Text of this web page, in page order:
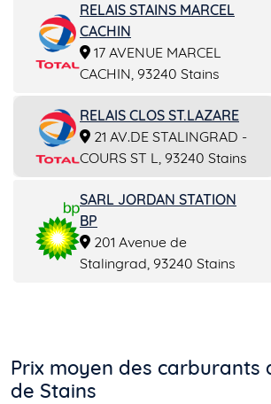
RELAIS STAINS MARCEL
CACHIN
17 AVENUE MARCEL
CACHIN, 93240 Stains
RELAIS CLOS ST.LAZARE
21 AV.DE STALINGRAD -
COURS ST L, 93240 Stains
SARL JORDAN STATION
BP
201 Avenue de
Stalingrad, 93240 Stains
Prix moyen des carburants
de Stains